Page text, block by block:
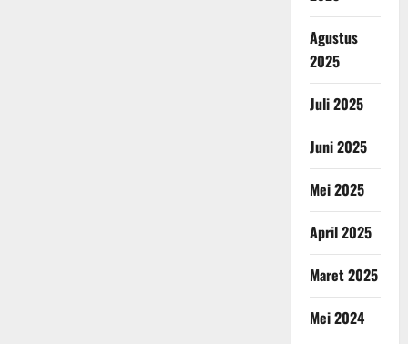
Agustus
2025
Juli 2025
Juni 2025
Mei 2025
April 2025
Maret 2025
Mei 2024